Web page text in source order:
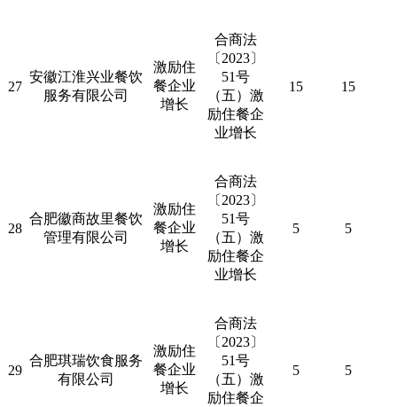
27
安徽江淮兴业餐饮
服务有限公司
激励住
餐企业
增长
合商法
〔 2023〕
51号
（五）激
励住餐企
业增长
15 15
28
合肥徽商故里餐饮
管理有限公司
激励住
餐企业
增长
合商法
〔 2023〕
51号
（五）激
励住餐企
业增长
5 5
29
合肥琪瑞饮食服务
有限公司
激励住
餐企业
增长
合商法
〔 2023〕
51号
（五）激
励住餐企
5 5